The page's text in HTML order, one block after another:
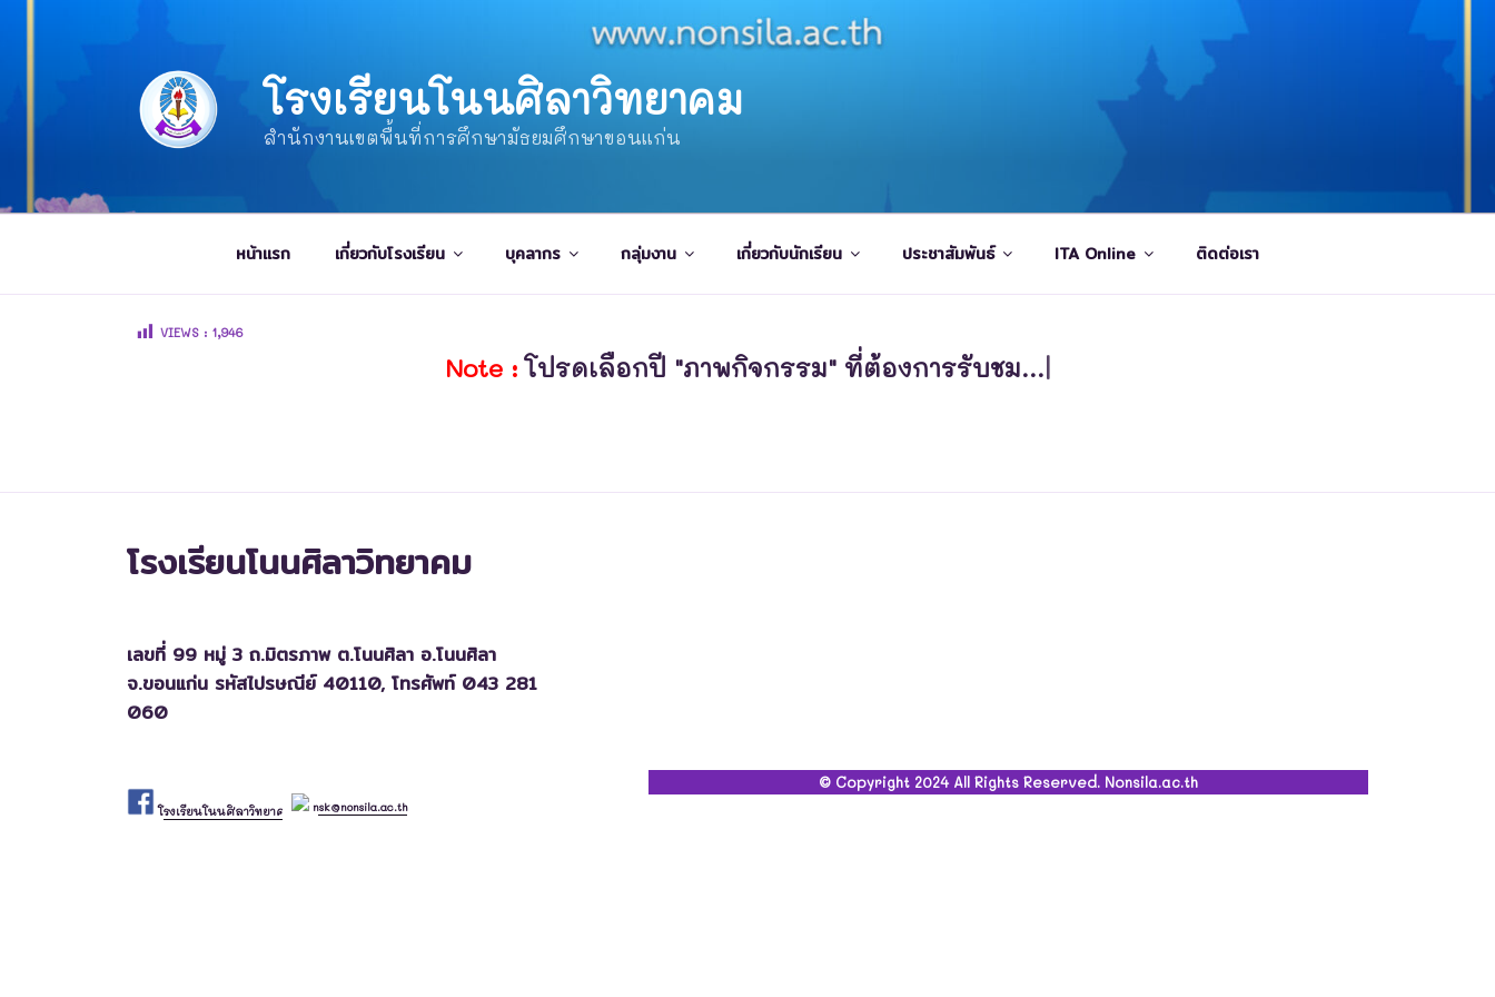
โรงเรียนโนนศิลาวิทยาคม
สำนักงานเขตพื้นที่การศึกษามัธยมศึกษาขอนแก่น
หน้าแรก เกี่ยวกับโรงเรียน บุคลากร กลุ่มงาน เกี่ยวกับนักเรียน ประชาสัมพันธ์ ITA Online ติดต่อเรา
VIEWS : 1,946
Note : โปรดเลือกปี "ภาพกิจกรรม" ที่ต้องการรับชม...
โรงเรียนโนนศิลาวิทยาคม
เลขที่ 99 หมู่ 3 ถ.มิตรภาพ ต.โนนศิลา อ.โนนศิลา
จ.ขอนแก่น รหัสไปรษณีย์ 40110, โทรศัพท์ 043 281
060
โรงเรียนโนนศิลาวิทยาคม nsk@nonsila.ac.th
© Copyright 2024 All Rights Reserved. Nonsila.ac.th